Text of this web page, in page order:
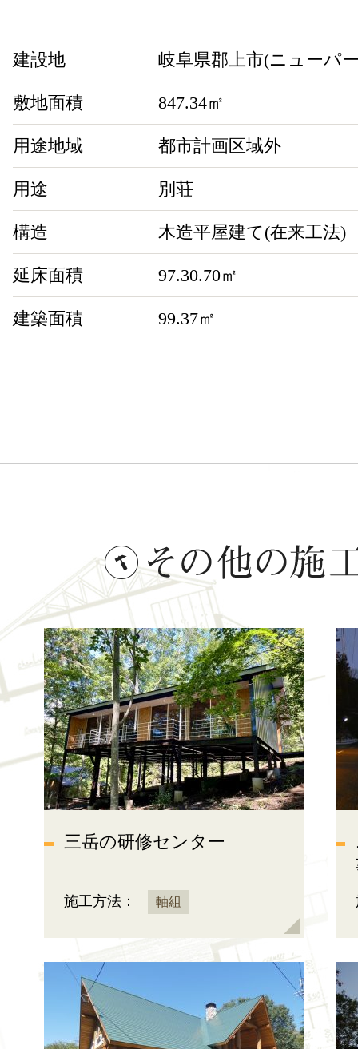
建設地 岐阜県郡上市(ニューパ
敷地面積 847.34㎡
用途地域 都市計画区域外
用途 別荘
構造 木造平屋建て(在来工法)
延床面積 97.30.70㎡
建築面積 99.37㎡
三岳の研修センター
施工方法： 軸組